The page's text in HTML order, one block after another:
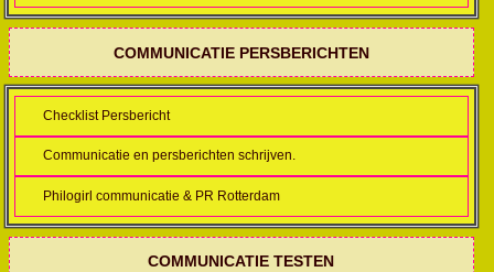
COMMUNICATIE PERSBERICHTEN
Checklist Persbericht
Communicatie en persberichten schrijven.
Philogirl communicatie & PR Rotterdam
COMMUNICATIE TESTEN